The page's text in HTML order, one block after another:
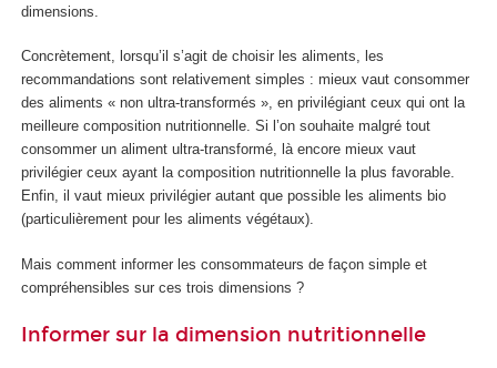
dimensions.
Concrètement, lorsqu’il s’agit de choisir les aliments, les
recommandations sont relativement simples : mieux vaut consommer
des aliments « non ultra-transformés », en privilégiant ceux qui ont la
meilleure composition nutritionnelle. Si l’on souhaite malgré tout
consommer un aliment ultra-transformé, là encore mieux vaut
privilégier ceux ayant la composition nutritionnelle la plus favorable.
Enfin, il vaut mieux privilégier autant que possible les aliments bio
(particulièrement pour les aliments végétaux).
Mais comment informer les consommateurs de façon simple et
compréhensibles sur ces trois dimensions ?
Informer sur la dimension nutritionnelle